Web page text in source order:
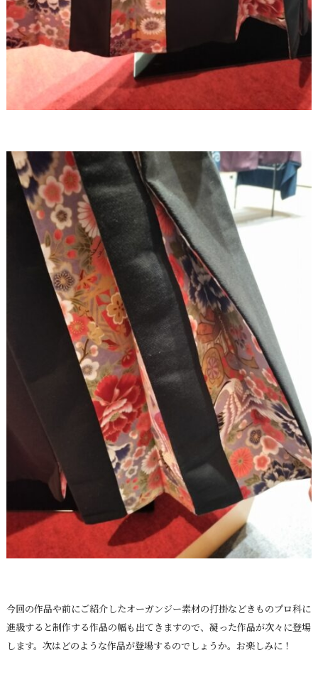
今回の作品や前にご紹介したオーガンジー素材の打掛などきものプロ科に
進級すると制作する作品の幅も出てきますので、凝った作品が次々に登場
します。次はどのような作品が登場するのでしょうか。お楽しみに！